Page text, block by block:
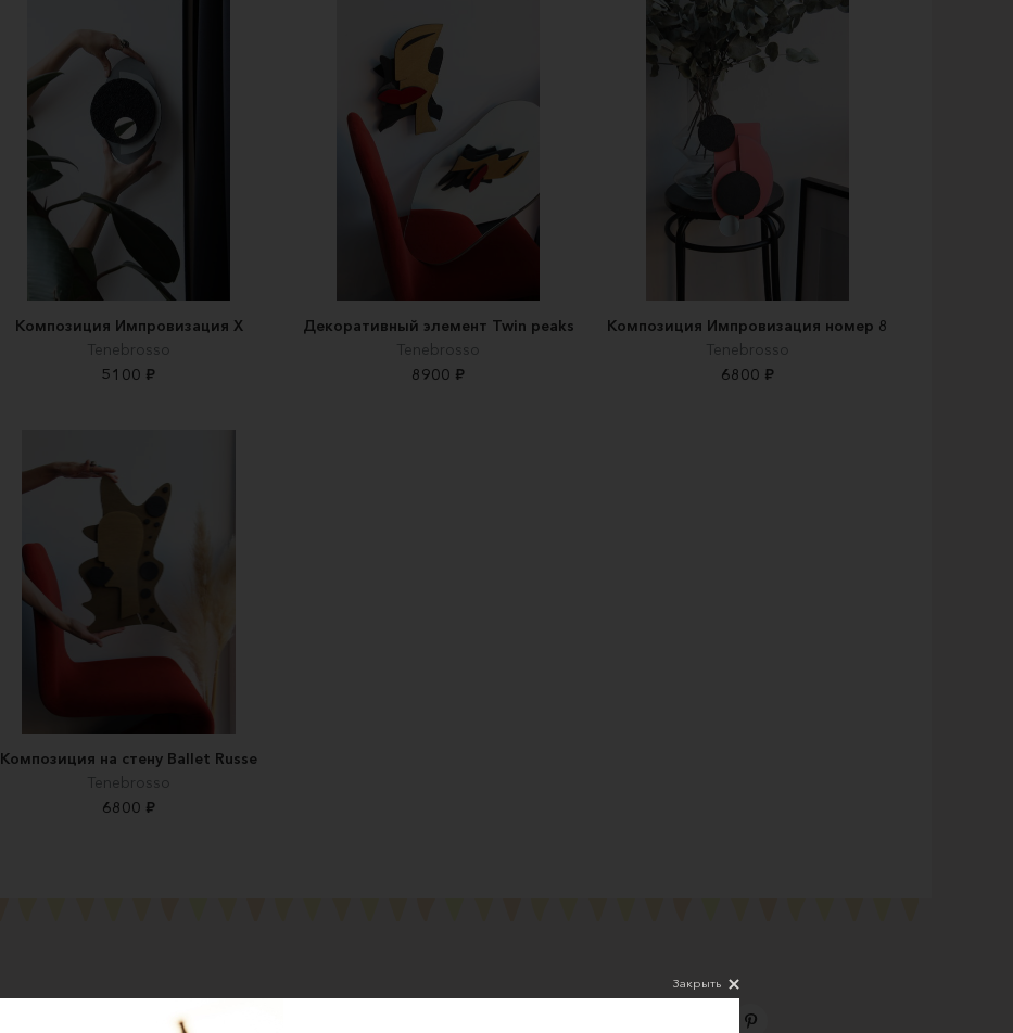
Композиция Импровизация Х
Tenebrosso
5100 ₽
Декоративный элемент Twin peaks
Tenebrosso
8900 ₽
Композиция Импровизация номер 8
Tenebrosso
6800 ₽
Композиция на стену Ballet Russe
Tenebrosso
6800 ₽
Закрыть